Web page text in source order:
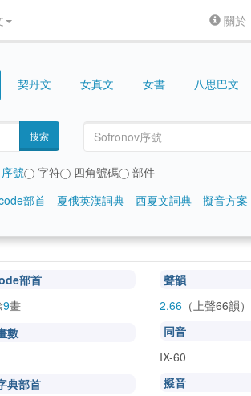
關於
契丹文 女真文 女書 八思巴文
搜索
序號 字符 四角號碼
部件
部首 夏俄英漢詞典 西夏文詞典 擬音方案
部首
9畫
數
典部首
聲韻
2.66 （上聲66韻）
同音
IX-60
擬音